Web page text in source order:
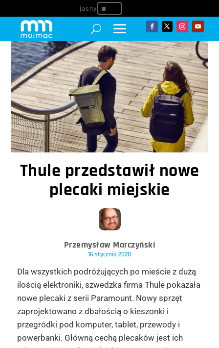
^
Thule przedstawił nowe
plecaki miejskie
Przemysław Marczyński
16 stycznia 2020
Dla wszystkich podróżujących po mieście z dużą
ilością elektroniki, szwedzka firma Thule pokazała
nowe plecaki z serii Paramount. Nowy sprzęt
zaprojektowano z dbałością o kieszonki i
przegródki pod komputer, tablet, przewody i
powerbanki. Główną cechą plecaków jest ich